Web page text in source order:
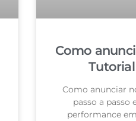
Como
Como anunciar
passo a passo
performance